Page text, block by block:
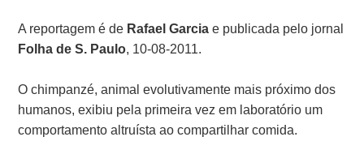
A reportagem é de Rafael Garcia e publicada pelo jornal
Folha de S. Paulo, 10-08-2011.
O chimpanzé, animal evolutivamente mais próximo dos
humanos, exibiu pela primeira vez em laboratório um
comportamento altruísta ao compartilhar comida.